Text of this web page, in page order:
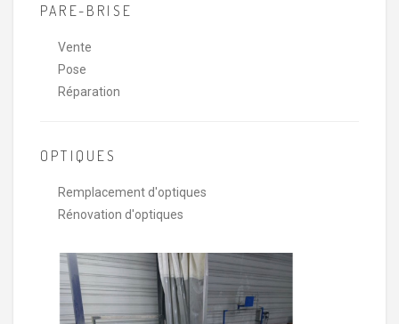
PARE-BRISE
Vente
Pose
Réparation
OPTIQUES
Remplacement d'optiques
Rénovation d'optiques